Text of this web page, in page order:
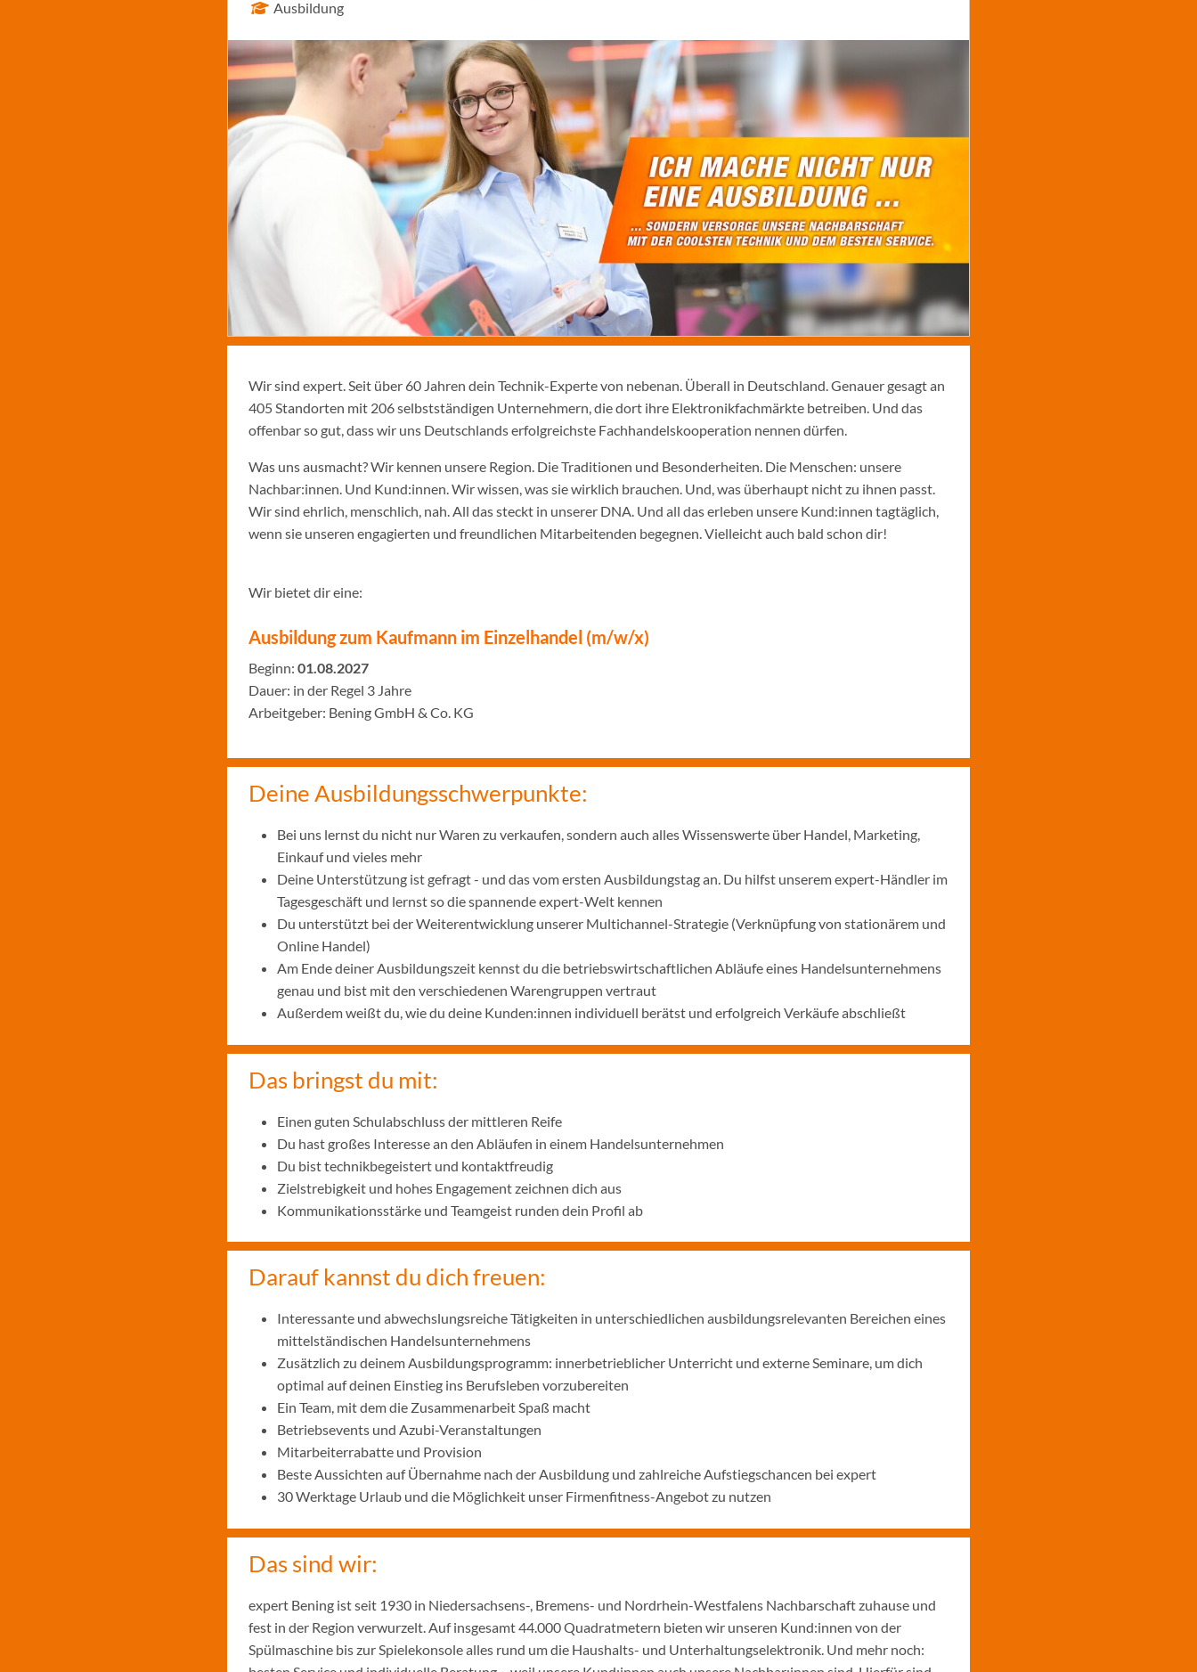
Ausbildung
Wir sind expert. Seit über 60 Jahren dein Technik-Experte von nebenan. Überall in Deutschland. Genauer gesagt an
405 Standorten mit 206 selbstständigen Unternehmern, die dort ihre Elektronikfachmärkte betreiben. Und das
offenbar so gut, dass wir uns Deutschlands erfolgreichste Fachhandelskooperation nennen dürfen.
Was uns ausmacht? Wir kennen unsere Region. Die Traditionen und Besonderheiten. Die Menschen: unsere
Nachbar:innen. Und Kund:innen. Wir wissen, was sie wirklich brauchen. Und, was überhaupt nicht zu ihnen passt.
Wir sind ehrlich, menschlich, nah. All das steckt in unserer DNA. Und all das erleben unsere Kund:innen tagtäglich,
wenn sie unseren engagierten und freundlichen Mitarbeitenden begegnen. Vielleicht auch bald schon dir!
Wir bietet dir eine:
Ausbildung zum Kaufmann im Einzelhandel (m/w/x)
Beginn: 01.08.2027
Dauer: in der Regel 3 Jahre
Arbeitgeber: Bening GmbH & Co. KG
Deine Ausbildungsschwerpunkte:
Bei uns lernst du nicht nur Waren zu verkaufen, sondern auch alles Wissenswerte über Handel, Marketing,
Einkauf und vieles mehr
Deine Unterstützung ist gefragt - und das vom ersten Ausbildungstag an. Du hilfst unserem expert-Händler im
Tagesgeschäft und lernst so die spannende expert-Welt kennen
Du unterstützt bei der Weiterentwicklung unserer Multichannel-Strategie (Verknüpfung von stationärem und
Online Handel)
Am Ende deiner Ausbildungszeit kennst du die betriebswirtschaftlichen Abläufe eines Handelsunternehmens
genau und bist mit den verschiedenen Warengruppen vertraut
Außerdem weißt du, wie du deine Kunden:innen individuell berätst und erfolgreich Verkäufe abschließt
Das bringst du mit:
Einen guten Schulabschluss der mittleren Reife
Du hast großes Interesse an den Abläufen in einem Handelsunternehmen
Du bist technikbegeistert und kontaktfreudig
Zielstrebigkeit und hohes Engagement zeichnen dich aus
Kommunikationsstärke und Teamgeist runden dein Profil ab
Darauf kannst du dich freuen:
Interessante und abwechslungsreiche Tätigkeiten in unterschiedlichen ausbildungsrelevanten Bereichen eines
mittelständischen Handelsunternehmens
Zusätzlich zu deinem Ausbildungsprogramm: innerbetrieblicher Unterricht und externe Seminare, um dich
optimal auf deinen Einstieg ins Berufsleben vorzubereiten
Ein Team, mit dem die Zusammenarbeit Spaß macht
Betriebsevents und Azubi-Veranstaltungen
Mitarbeiterrabatte und Provision
Beste Aussichten auf Übernahme nach der Ausbildung und zahlreiche Aufstiegschancen bei expert
30 Werktage Urlaub und die Möglichkeit unser Firmenfitness-Angebot zu nutzen
Das sind wir:
expert Bening ist seit 1930 in Niedersachsens-, Bremens- und Nordrhein-Westfalens Nachbarschaft zuhause und
fest in der Region verwurzelt. Auf insgesamt 44.000 Quadratmetern bieten wir unseren Kund:innen von der
Spülmaschine bis zur Spielekonsole alles rund um die Haushalts- und Unterhaltungselektronik. Und mehr noch: